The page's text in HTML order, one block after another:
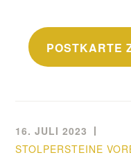
POSTKARTE
16. JULI 2023
STOLPERSTEINE